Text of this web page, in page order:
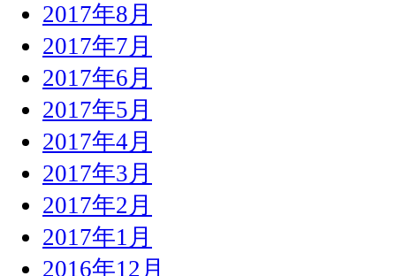
2017年8月
2017年7月
2017年6月
2017年5月
2017年4月
2017年3月
2017年2月
2017年1月
2016年12月